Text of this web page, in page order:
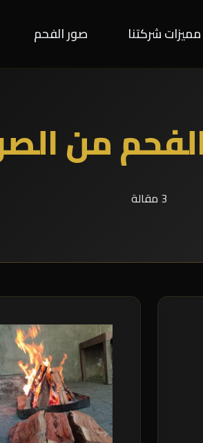
مميزات شركتنا صور الفحم
من
3 مقالة